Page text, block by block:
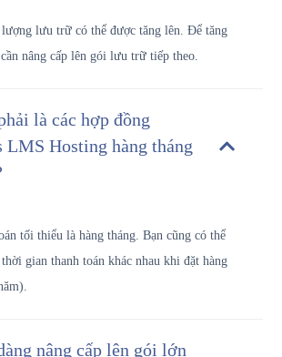
lượng lưu trữ có thể được tăng lên. Để tăng
nâng cấp lên gói lưu trữ tiếp theo.
là các hợp đồng
LMS Hosting hàng tháng
tối thiểu là hàng tháng. Bạn cũng có thể
gian thanh toán khác nhau khi đặt hàng
nâng cấp lên gói lớn